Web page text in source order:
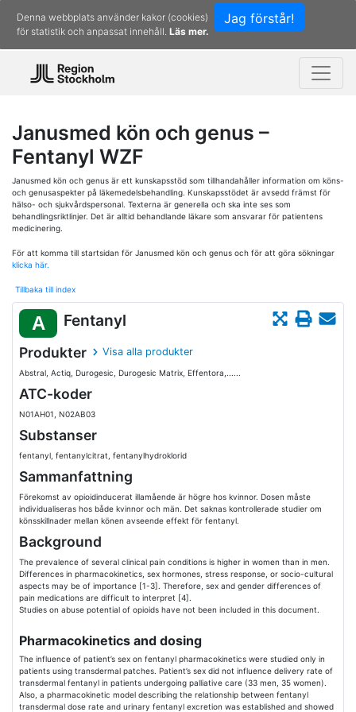
Jag förstår!
Denna webbplats använder kakor (cookies)
för statistik och anpassat innehåll. Läs mer.
Janusmed kön och genus –
Fentanyl WZF
Janusmed kön och genus är ett kunskapsstöd som tillhandahåller information om köns-
och genusaspekter på läkemedelsbehandling. Kunskapsstödet är avsedd främst för
hälso- och sjukvårdspersonal. Texterna är generella och ska inte ses som
behandlingsriktlinjer. Det är alltid behandlande läkare som ansvarar för patientens
medicinering.
För att komma till startsidan för Janusmed kön och genus och för att göra sökningar
klicka här.
Tillbaka till index
A Fentanyl
Produkter Visa alla produkter
Abstral, Actiq, Durogesic, Durogesic Matrix, Effentora,......
ATC-koder
N01AH01, N02AB03
Substanser
fentanyl, fentanylcitrat, fentanylhydroklorid
Sammanfattning
Förekomst av opioidinducerat illamående är högre hos kvinnor. Dosen måste
individualiseras hos både kvinnor och män. Det saknas kontrollerade studier om
könsskillnader mellan könen avseende effekt för fentanyl.
Background
The prevalence of several clinical pain conditions is higher in women than in men.
Differences in pharmacokinetics, sex hormones, stress response, or socio-cultural
aspects may be of importance [1-3]. Therefore, sex and gender differences of
pain medications are difficult to interpret [4].
Studies on abuse potential of opioids have not been included in this document.
Pharmacokinetics and dosing
The influence of patient’s sex on fentanyl pharmacokinetics were studied only in
patients using transdermal patches. Patient’s sex did not influence delivery rate of
transdermal fentanyl in patients undergoing palliative care (33 men, 35 women).
Also, a pharmacokinetic model describing the relationship between fentanyl
transdermal dose rate and urinary fentanyl excretion was established and showed